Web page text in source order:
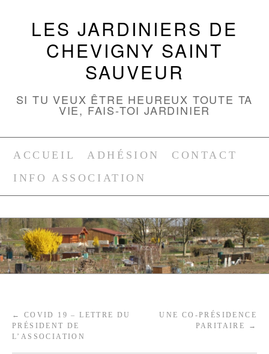
LES JARDINIERS DE
CHEVIGNY SAINT
SAUVEUR
SI TU VEUX ÊTRE HEUREUX TOUTE TA
VIE, FAIS-TOI JARDINIER
ACCUEIL ADHÉSION
CONTACT
INFO ASSOCIATION
←
COVID 19 – LETTRE DU
PRÉSIDENT DE
L’ASSOCIATION
UNE CO-PRÉSIDENCE
PARITAIRE
→